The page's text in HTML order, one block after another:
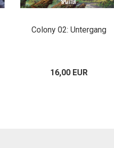
Colony 02: Untergang
16,00 EUR